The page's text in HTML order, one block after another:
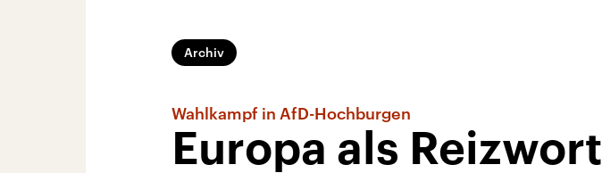
Archiv
Wahlkampf in AfD-Hochburgen
Europa als Reizwort